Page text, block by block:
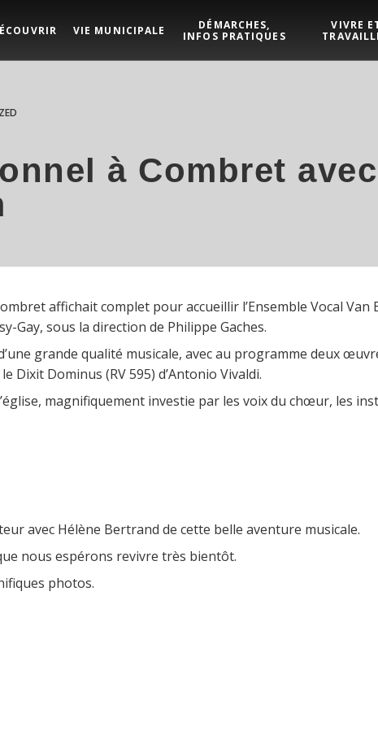
VIE MUNICIPALE
DÉMARCHES,
INFOS PRATIQUES
VIVRE
à Combret
affichait complet pour accueillir l’Ensemble Vocal Van
Gay, sous la direction de Philippe Gaches.
grande qualité musicale, avec au programme deux
Dixit Dominus (RV 595) d’Antonio Vivaldi.
magnifiquement investie par les voix du chœur, les
avec Hélène Bertrand de cette belle aventure musicale.
nous espérons revivre très bientôt.
photos.